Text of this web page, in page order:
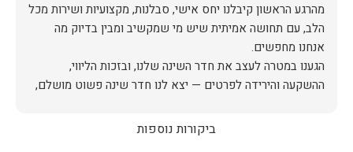
מהרגע הראשון קיבלנו יחס אישי, סבלנות, מקצועיות ושירות מכל
הלב, עם תחושה אמיתית שיש מי שמקשיב ומבין בדיוק מה
הגענו במטרה לעצב את חדר השינה שלנו, ובזכות הליווי,
ההשקעה והירידה לפרטים — יצא לנו חדר שינה פשוט מושלם,
האיכות ברמה גבוהה, העיצוב מהמם, וכל התהליך היה נעים,
ביקורות נוספות